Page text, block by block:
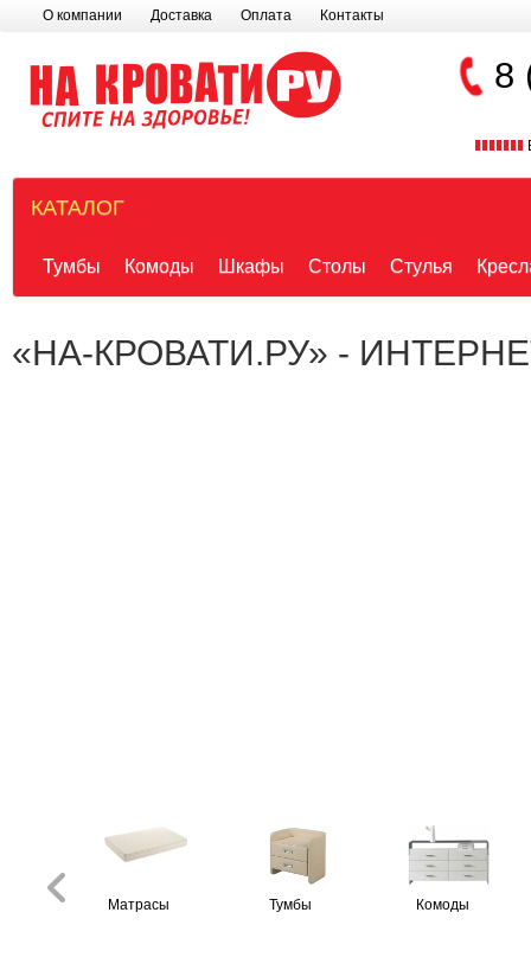
О компании Доставка Оплата Контакты
8
КАТАЛОГ
Тумбы Комоды Шкафы Столы Стулья
«НА-КРОВАТИ.РУ» -
Матрасы Тумбы Комоды